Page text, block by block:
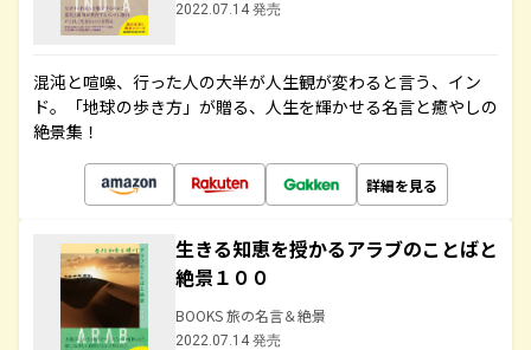
2022.07.14 発売
混沌と喧噪、行った人の大半が人生観が変わると言う、イン
ド。「地球の歩き方」が贈る、人生を輝かせる名言と癒やしの
絶景集！
詳細を見る
生きる知恵を授かるアラブのことばと
絶景１００
BOOKS 旅の名言＆絶景
2022.07.14 発売